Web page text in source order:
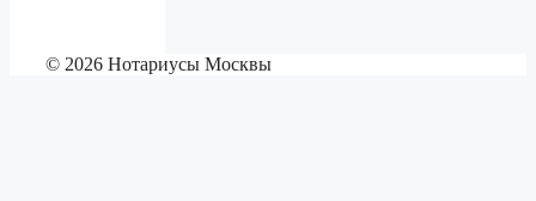
© 2026 Нотариусы Москвы